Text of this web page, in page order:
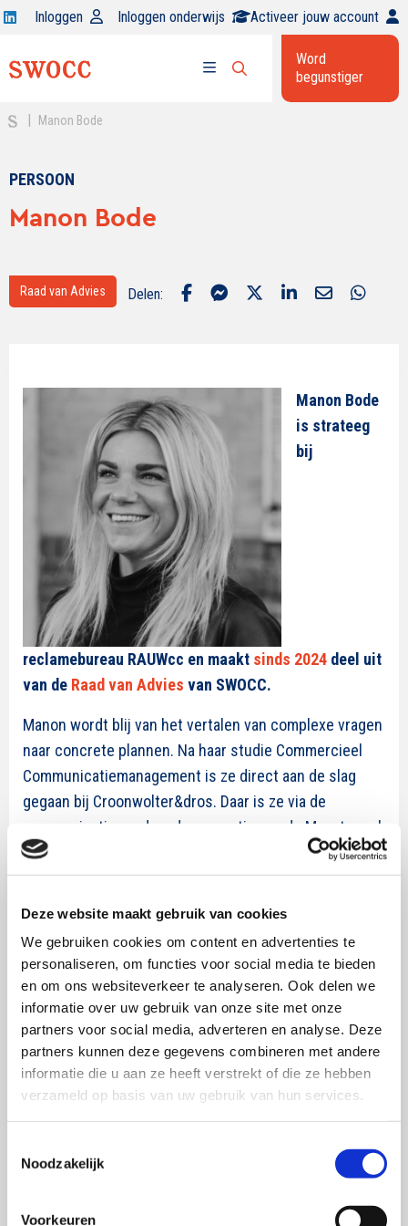
Deze website maakt gebruik van cookies
We gebruiken cookies om content en advertenties te
personaliseren, om functies voor social media te bieden
en om ons websiteverkeer te analyseren. Ook delen we
informatie over uw gebruik van onze site met onze
partners voor social media, adverteren en analyse. Deze
partners kunnen deze gegevens combineren met andere
informatie die u aan ze heeft verstrekt of die ze hebben
verzameld op basis van uw gebruik van hun services.
Noodzakelijk
Voorkeuren
Open
op
Inloggen Inloggen onderwijs Activeer jouw account
Open
zoekbalk
Word
begunstiger
Manon Bode
PERSOON
Manon Bode
Raad van Advies Delen:
Manon Bode
is strateeg
bij
reclamebureau RAUWcc en maakt sinds 2024 deel uit
van de Raad van Advies van SWOCC.
Manon wordt blij van het vertalen van complexe vragen
naar concrete plannen. Na haar studie Commercieel
Communicatiemanagement is ze direct aan de slag
gegaan bij Croonwolter&dros. Daar is ze via de
communicatie rondom de renovatie van de Maastunnel
van de bouw naar RAUWcc gegaan. Van klant- naar
bureauzijde. Als strateeg bijRAUWcchoudt ze zich
verschillende doelgroepen.
“Bij mijn eerste werkgever werden destijds door mijn
manager de SWOCC-boekjes als verplichte kost onder
mijn neus geschoven. En daar ben ik maar al te blij mee.
De onderzoeken houden je scherp, dagen je uit om na te
blijven denken. Want als communicatiestrateeg kan je
nou ook weer niet alles op je onderbuikgevoel doen.
Ik word heel blij als een merk of organisatie de collega’s
vervolgens met hen de andere stakeholders te bereiken.”